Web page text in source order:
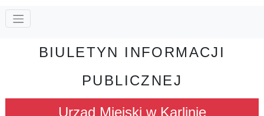
BIULETYN INFORMACJI
PUBLICZNEJ
Urząd Miejski w Karlinie